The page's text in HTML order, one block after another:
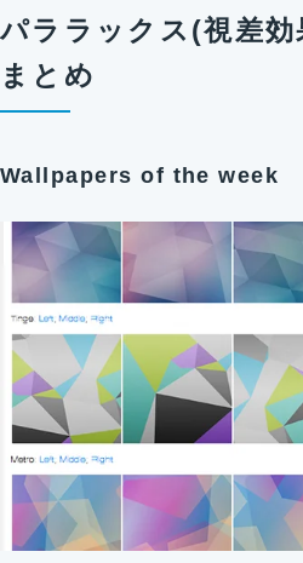
パララックス(視差効
まとめ
Wallpapers of the week